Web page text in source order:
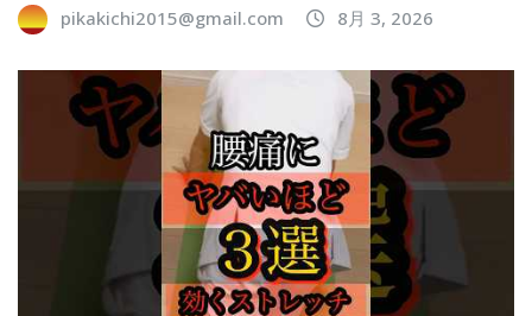
pikakichi2015@gmail.com 8月 3, 2026